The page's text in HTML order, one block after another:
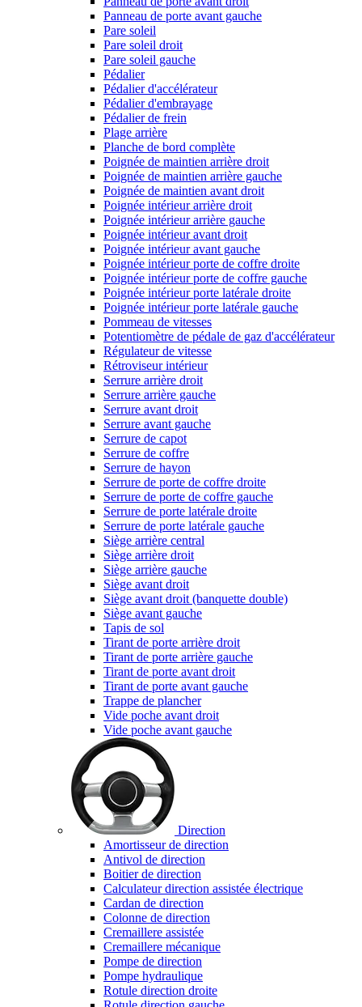
Panneau de porte avant gauche
Pare soleil
Pare soleil droit
Pare soleil gauche
Pédalier
Pédalier d'accélérateur
Pédalier d'embrayage
Pédalier de frein
Plage arrière
Planche de bord complète
Poignée de maintien arrière droit
Poignée de maintien arrière gauche
Poignée de maintien avant droit
Poignée intérieur arrière droit
Poignée intérieur arrière gauche
Poignée intérieur avant droit
Poignée intérieur avant gauche
Poignée intérieur porte de coffre droite
Poignée intérieur porte de coffre gauche
Poignée intérieur porte latérale droite
Poignée intérieur porte latérale gauche
Pommeau de vitesses
Potentiomètre de pédale de gaz d'accélérateur
Régulateur de vitesse
Rétroviseur intérieur
Serrure arrière droit
Serrure arrière gauche
Serrure avant droit
Serrure avant gauche
Serrure de capot
Serrure de coffre
Serrure de hayon
Serrure de porte de coffre droite
Serrure de porte de coffre gauche
Serrure de porte latérale droite
Serrure de porte latérale gauche
Siège arrière central
Siège arrière droit
Siège arrière gauche
Siège avant droit
Siège avant droit (banquette double)
Siège avant gauche
Tapis de sol
Tirant de porte arrière droit
Tirant de porte arrière gauche
Tirant de porte avant droit
Tirant de porte avant gauche
Trappe de plancher
Vide poche avant droit
Vide poche avant gauche
Direction
Amortisseur de direction
Antivol de direction
Boitier de direction
Calculateur direction assistée électrique
Cardan de direction
Colonne de direction
Cremaillere assistée
Cremaillere mécanique
Pompe de direction
Pompe hydraulique
Rotule direction droite